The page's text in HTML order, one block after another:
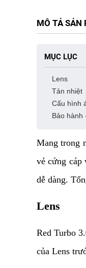
MÔ TẢ SẢN
MỤC LỤC
Lens
Tản nhiệt
Cấu hình
Bảo hành
Mang trong
vẻ cứng cáp
dễ dàng.
Lens
Red Turbo
của Lens